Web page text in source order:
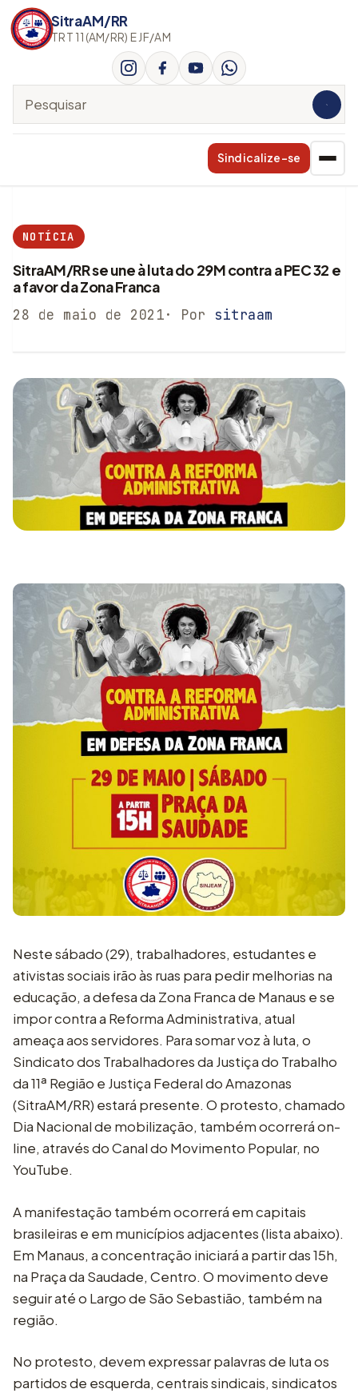
SitraAM/RR
TRT 11(AM/RR) E JF/AM
Pesquisar no site
Sindicalize-se
NOTÍCIA
SitraAM/RR se une à luta do 29M contra a PEC 32 e
a favor da Zona Franca
28 de maio de 2021· Por sitraam
Neste sábado (29), trabalhadores, estudantes e
ativistas sociais irão às ruas para pedir melhorias na
educação, a defesa da Zona Franca de Manaus e se
impor contra a Reforma Administrativa, atual
ameaça aos servidores. Para somar voz à luta, o
Sindicato dos Trabalhadores da Justiça do Trabalho
da 11ª Região e Justiça Federal do Amazonas
(SitraAM/RR) estará presente. O protesto, chamado
Dia Nacional de mobilização, também ocorrerá on-
line, através do Canal do Movimento Popular, no
YouTube.
A manifestação também ocorrerá em capitais
brasileiras e em municípios adjacentes (lista abaixo).
Em Manaus, a concentração iniciará a partir das 15h,
na Praça da Saudade, Centro. O movimento deve
seguir até o Largo de São Sebastião, também na
região.
No protesto, devem expressar palavras de luta os
partidos de esquerda, centrais sindicais, sindicatos